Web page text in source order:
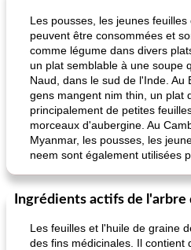
Les pousses, les jeunes
peuvent être consommées et
comme légume dans divers
un plat semblable à une soupe
Naud, dans le sud de l'Inde. Au
gens mangent nim thin, un plat
principalement de petites
morceaux d'aubergine. Au
Myanmar, les pousses, les
neem sont également utilisées
Ingrédients actifs de l'arbre
Les feuilles et l'huile de graine
des fins médicinales. Il contient